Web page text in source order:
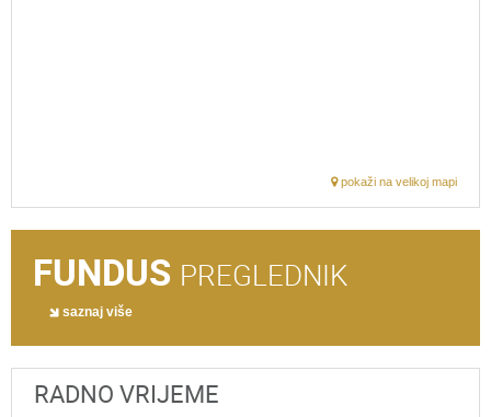
pokaži na velikoj mapi
FUNDUS PREGLEDNIK
saznaj više
RADNO VRIJEME